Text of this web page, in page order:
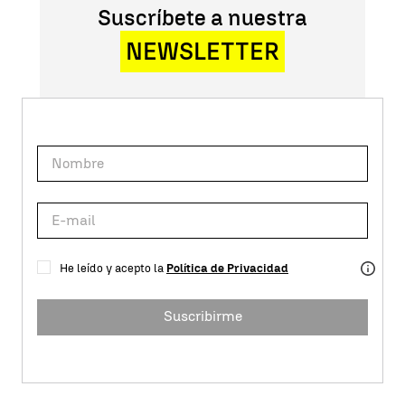
Suscríbete a nuestra
NEWSLETTER
He leído y acepto la Política de Privacidad
Suscribirme